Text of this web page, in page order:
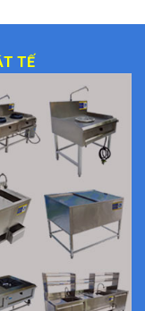
TẾ